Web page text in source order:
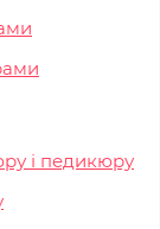
і педикюру